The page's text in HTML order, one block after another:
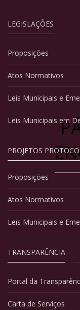
LEGISLAÇÕES
Proposições
Atos Normativos
Leis Municipais e
Leis Municipais em
PROJETOS
Proposições
Atos Normativos
Leis Municipais e
TRANSPARÊNCIA
Portal da
Carta de Serviços